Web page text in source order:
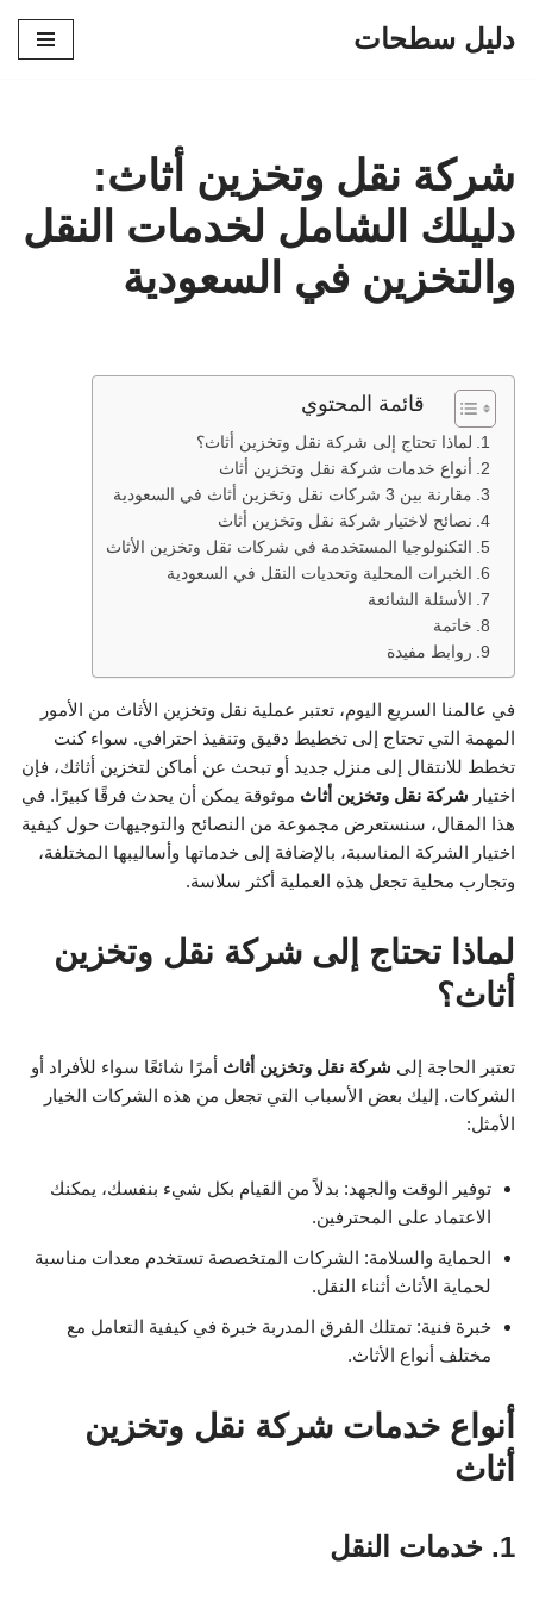
دليل سطحات
شركة نقل وتخزين أثاث:
دليلك الشامل لخدمات النقل
والتخزين في السعودية
قائمة المحتوي
لماذا تحتاج إلى شركة نقل وتخزين أثاث؟
أنواع خدمات شركة نقل وتخزين أثاث
مقارنة بين 3 شركات نقل وتخزين أثاث في السعودية
نصائح لاختيار شركة نقل وتخزين أثاث
التكنولوجيا المستخدمة في شركات نقل وتخزين الأثاث
الخبرات المحلية وتحديات النقل في السعودية
الأسئلة الشائعة
خاتمة
روابط مفيدة
في عالمنا السريع اليوم، تعتبر عملية نقل وتخزين الأثاث من الأمور
المهمة التي تحتاج إلى تخطيط دقيق وتنفيذ احترافي. سواء كنت
تخطط للانتقال إلى منزل جديد أو تبحث عن أماكن لتخزين أثاثك، فإن
اختيار شركة نقل وتخزين أثاث موثوقة يمكن أن يحدث فرقًا كبيرًا. في
هذا المقال، سنستعرض مجموعة من النصائح والتوجيهات حول كيفية
اختيار الشركة المناسبة، بالإضافة إلى خدماتها وأساليبها المختلفة،
وتجارب محلية تجعل هذه العملية أكثر سلاسة.
لماذا تحتاج إلى شركة نقل وتخزين
أثاث؟
تعتبر الحاجة إلى شركة نقل وتخزين أثاث أمرًا شائعًا سواء للأفراد أو
الشركات. إليك بعض الأسباب التي تجعل من هذه الشركات الخيار
الأمثل:
توفير الوقت والجهد: بدلاً من القيام بكل شيء بنفسك، يمكنك
الاعتماد على المحترفين.
الحماية والسلامة: الشركات المتخصصة تستخدم معدات مناسبة
لحماية الأثاث أثناء النقل.
خبرة فنية: تمتلك الفرق المدربة خبرة في كيفية التعامل مع
مختلف أنواع الأثاث.
أنواع خدمات شركة نقل وتخزين
أثاث
1. خدمات النقل